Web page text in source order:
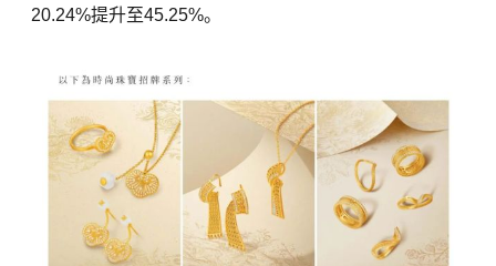
20.24%提升至45.25%。